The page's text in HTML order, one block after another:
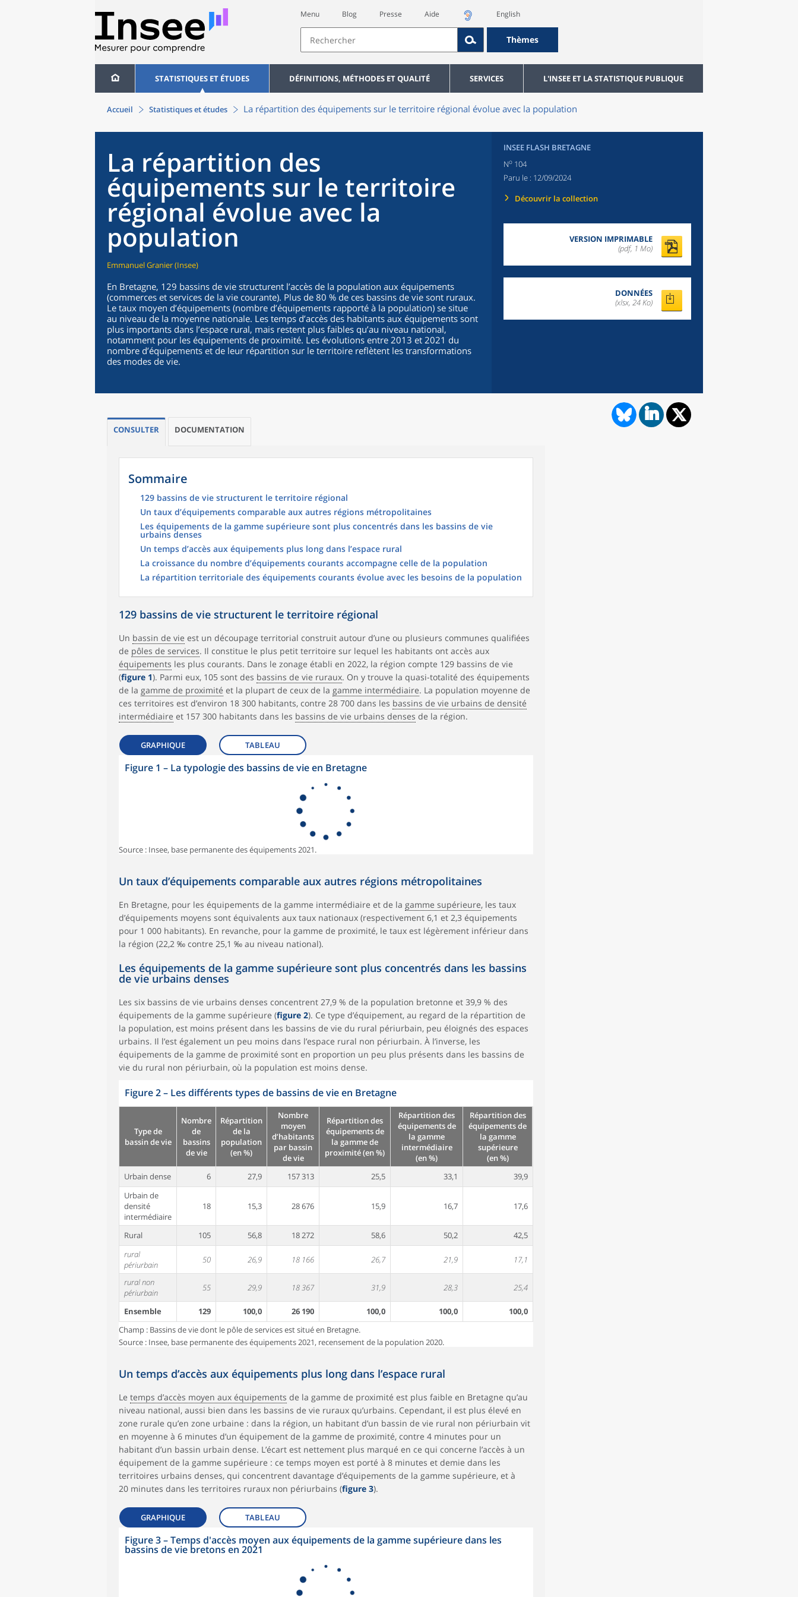
Menu Blog Presse Aide English
Thèmes
STATISTIQUES ET ÉTUDES DÉFINITIONS, MÉTHODES ET QUALITÉ SERVICES L'INSEE ET LA STATISTIQUE PUBLIQUE
Accueil Statistiques et études La répartition des équipements sur le territoire régional évolue avec la population
La répartition des
équipements sur le territoire
régional évolue avec la
population
Emmanuel Granier (Insee)
En Bretagne, 129 bassins de vie structurent l’accès de la population aux équipements
(commerces et services de la vie courante). Plus de 80 % de ces bassins de vie sont ruraux.
Le taux moyen d’équipements (nombre d’équipements rapporté à la population) se situe
au niveau de la moyenne nationale. Les temps d’accès des habitants aux équipements sont
plus importants dans l’espace rural, mais restent plus faibles qu’au niveau national,
notamment pour les équipements de proximité. Les évolutions entre 2013 et 2021 du
nombre d’équipements et de leur répartition sur le territoire reflètent les transformations
des modes de vie.
INSEE FLASH BRETAGNE
No 104
Paru le : 12/09/2024
Découvrir la collection
VERSION IMPRIMABLE
(pdf, 1 Mo)
DONNÉES
(xlsx, 24 Ko)
CONSULTER DOCUMENTATION
Sommaire
129 bassins de vie structurent le territoire régional
Un taux d’équipements comparable aux autres régions métropolitaines
Les équipements de la gamme supérieure sont plus concentrés dans les bassins de vie
urbains denses
Un temps d’accès aux équipements plus long dans l’espace rural
La croissance du nombre d’équipements courants accompagne celle de la population
La répartition territoriale des équipements courants évolue avec les besoins de la population
129 bassins de vie structurent le territoire régional
Un bassin de vie est un découpage territorial construit autour d’une ou plusieurs communes qualifiées
de pôles de services. Il constitue le plus petit territoire sur lequel les habitants ont accès aux
équipements les plus courants. Dans le zonage établi en 2022, la région compte 129 bassins de vie
(figure 1). Parmi eux, 105 sont des bassins de vie ruraux. On y trouve la quasi-totalité des équipements
de la gamme de proximité et la plupart de ceux de la gamme intermédiaire. La population moyenne de
ces territoires est d’environ 18 300 habitants, contre 28 700 dans les bassins de vie urbains de densité
intermédiaire et 157 300 habitants dans les bassins de vie urbains denses de la région.
GRAPHIQUE TABLEAU
Figure 1 – La typologie des bassins de vie en Bretagne
Source : Insee, base permanente des équipements 2021.
Un taux d’équipements comparable aux autres régions métropolitaines
En Bretagne, pour les équipements de la gamme intermédiaire et de la gamme supérieure, les taux
d’équipements moyens sont équivalents aux taux nationaux (respectivement 6,1 et 2,3 équipements
pour 1 000 habitants). En revanche, pour la gamme de proximité, le taux est légèrement inférieur dans
la région (22,2 ‰ contre 25,1 ‰ au niveau national).
Les équipements de la gamme supérieure sont plus concentrés dans les bassins
de vie urbains denses
Les six bassins de vie urbains denses concentrent 27,9 % de la population bretonne et 39,9 % des
équipements de la gamme supérieure (figure 2). Ce type d’équipement, au regard de la répartition de
la population, est moins présent dans les bassins de vie du rural périurbain, peu éloignés des espaces
urbains. Il l’est également un peu moins dans l’espace rural non périurbain. À l’inverse, les
équipements de la gamme de proximité sont en proportion un peu plus présents dans les bassins de
vie du rural non périurbain, où la population est moins dense.
Figure 2– Les différents types de bassins de vie en Bretagne
Type de
bassin de vie
Nombre
de
bassins
de vie
Répartition
de la
population
(en %)
Nombre
moyen
d’habitants
par bassin
de vie
Répartition des
équipements de
la gamme de
proximité (en %)
Répartition des
équipements de
la gamme
intermédiaire
(en %)
Répartition des
équipements de
la gamme
supérieure
(en %)
Urbain dense
6 27,9 157 313 25,5 33,1
39,9
Urbain de
densité
intermédiaire
18 15,3 28 676 15,9 16,7 17,6
Rural 105 56,8 18 272 58,6 50,2
42,5
rural
périurbain
50 26,9 18 166 26,7 21,9 17,1
rural non
périurbain
55 29,9 18 367 31,9 28,3 25,4
Ensemble 129 100,0 26 190 100,0 100,0
100,0
Champ : Bassins de vie dont le pôle de services est situé en Bretagne.
Source : Insee, base permanente des équipements 2021, recensement de la population 2020.
Un temps d’accès aux équipements plus long dans l’espace rural
Le temps d’accès moyen aux équipements de la gamme de proximité est plus faible en Bretagne qu’au
niveau national, aussi bien dans les bassins de vie ruraux qu’urbains. Cependant, il est plus élevé en
zone rurale qu’en zone urbaine : dans la région, un habitant d’un bassin de vie rural non périurbain vit
en moyenne à 6 minutes d’un équipement de la gamme de proximité, contre 4 minutes pour un
habitant d’un bassin urbain dense. L’écart est nettement plus marqué en ce qui concerne l’accès à un
équipement de la gamme supérieure : ce temps moyen est porté à 8 minutes et demie dans les
territoires urbains denses, qui concentrent davantage d’équipements de la gamme supérieure, et à
20 minutes dans les territoires ruraux non périurbains (figure 3).
GRAPHIQUE TABLEAU
Figure 3–Temps d'accès moyen aux équipements de la gamme supérieure dans les
bassins de vie bretons en 2021